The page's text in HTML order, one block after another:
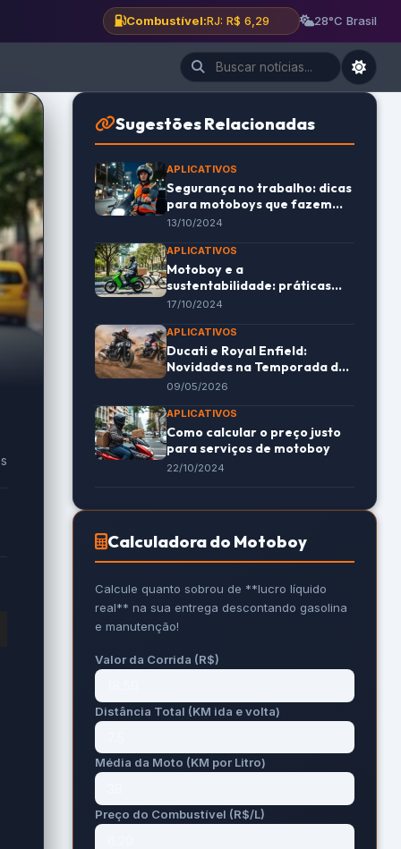
Combustível:BH: R$ 6,12 28°C Brasil
Sugestões Relacionadas
APLICATIVOS
Segurança no trabalho: dicas
para motoboys que fazem
entregas noturnas
13/10/2024
APLICATIVOS
Motoboy e a
sustentabilidade: práticas
eco-friendly nas entregas
17/10/2024
APLICATIVOS
Ducati e Royal Enfield:
Novidades na Temporada de
Flat Track 2026
09/05/2026
APLICATIVOS
Como calcular o preço justo
para serviços de motoboy
22/10/2024
Calculadora do Motoboy
Calcule quanto sobrou de **lucro líquido
real** na sua entrega descontando gasolina
e manutenção!
Valor da Corrida (R$)
Distância Total (KM ida e volta)
Média da Moto (KM por Litro)
Preço do Combustível (R$/L)